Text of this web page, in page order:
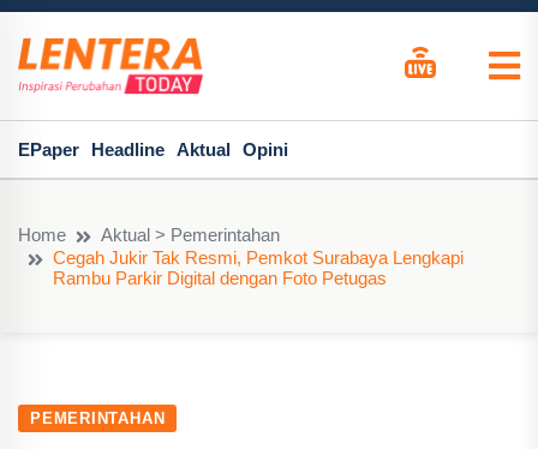
EPaper Headline Aktual Opini
Home
Aktual > Pemerintahan
Cegah Jukir Tak Resmi, Pemkot Surabaya Lengkapi
Rambu Parkir Digital dengan Foto Petugas
PEMERINTAHAN